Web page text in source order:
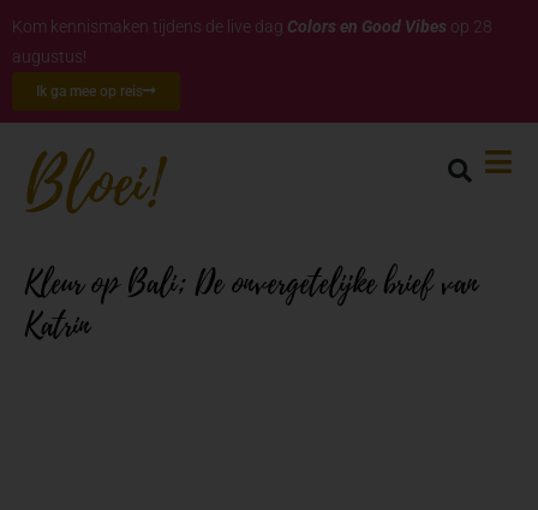
Kom kennismaken tijdens de live dag Colors en Good Vibes op 28
augustus!
Ik ga mee op reis
Kleur op Bali; De onvergetelijke brief van
Katrin